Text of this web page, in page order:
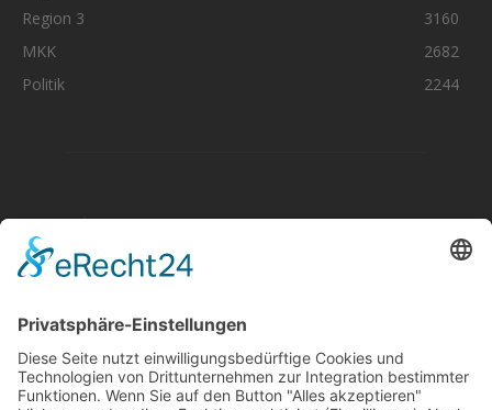
Region 3
3160
MKK
2682
Politik
2244